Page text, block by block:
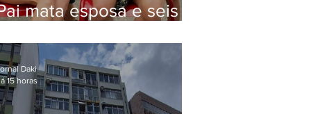
mata esposa e seis
Daki
15 horas